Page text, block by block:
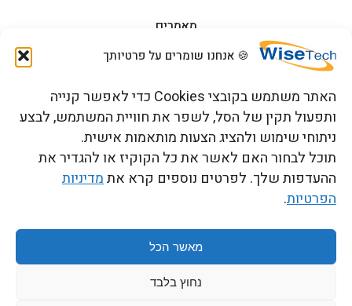
🍪 אנחנו שומרים על פרטיותך
האתר משתמש בקובצי Cookies כדי לאפשר קנייה
ותפעול תקין של הסל, לשפר את חוויית המשתמש, לבצע
ניתוחי שימוש ולהציג הצעות מותאמות אישית.
תוכל לבחור האם לאשר את כל הקוקיז או להגדיר את
ההעדפות שלך. לפרטים נוספים קרא אתמדיניות
הפרטיות.
מאשר הכל
נחוץ בלבד
מאמרים
הדרכות וקורסים
צור קשר
כתובתנו: רחוב העמל 13 כניסה A, קומה 2, פארק אפק
ראש העין 4809234 ישראל